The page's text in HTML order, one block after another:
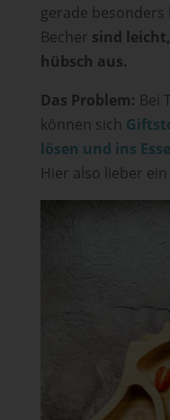
gerade
Becher sind
hübsch aus.
Das Problem: Bei
können sich
lösen und ins
Hier also lieber